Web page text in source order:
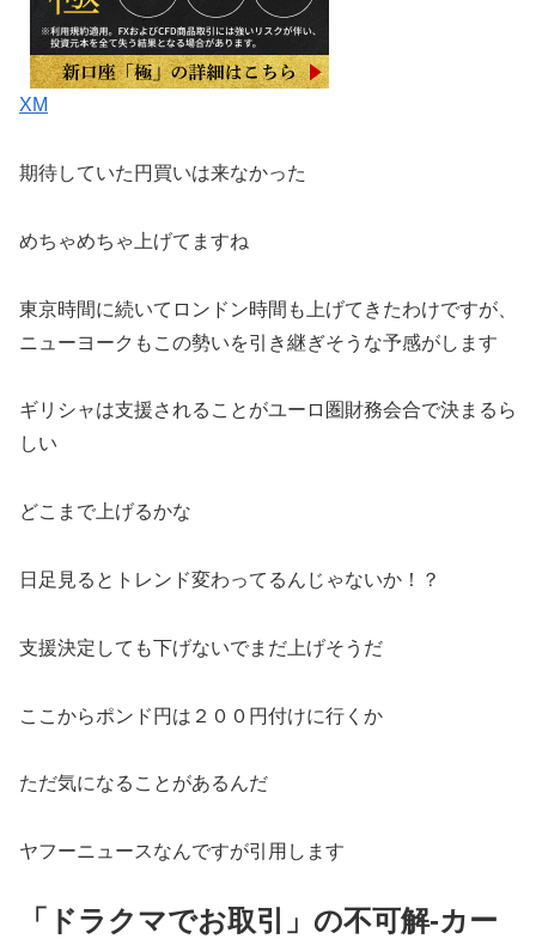
XM
期待していた円買いは来なかった
めちゃめちゃ上げてますね
東京時間に続いてロンドン時間も上げてきたわけですが、
ニューヨークもこの勢いを引き継ぎそうな予感がします
ギリシャは支援されることがユーロ圏財務会合で決まるら
しい
どこまで上げるかな
日足見るとトレンド変わってるんじゃないか！？
支援決定しても下げないでまだ上げそうだ
ここからポンド円は２００円付けに行くか
ただ気になることがあるんだ
ヤフーニュースなんですが引用します
「ドラクマでお取引」の不可解-カー